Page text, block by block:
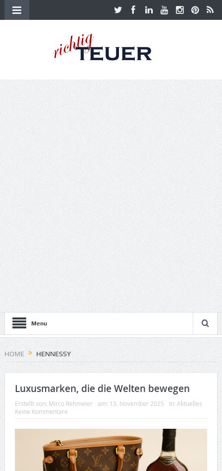
Menu
HOME HENNESSY
Luxusmarken, die die Welten bewegen
Erstellt von: Mirco Rehmeier am: 13. November 2025 In: Aktuelles
Keine Kommentare